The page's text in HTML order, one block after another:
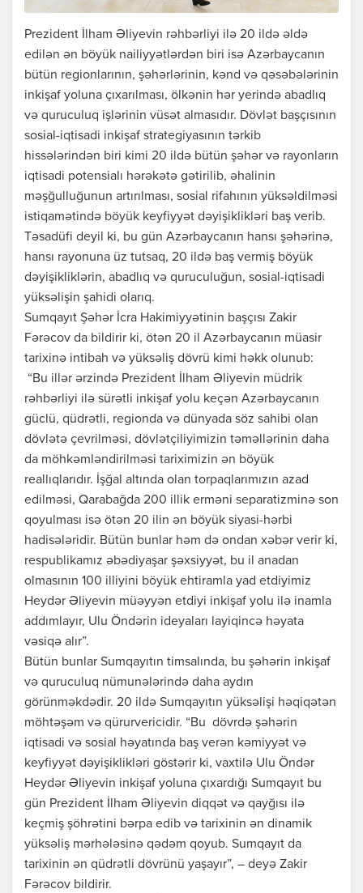
Prezident İlham Əliyevin rəhbərliyi ilə 20 ildə əldə
edilən ən böyük nailiyyətlərdən biri isə Azərbaycanın
bütün regionlarının, şəhərlərinin, kənd və qəsəbələrinin
inkişaf yoluna çıxarılması, ölkənin hər yerində abadlıq
və quruculuq işlərinin vüsət almasıdır. Dövlət başçısının
sosial-iqtisadi inkişaf strategiyasının tərkib
hissələrindən biri kimi 20 ildə bütün şəhər və rayonların
iqtisadi potensialı hərəkətə gətirilib, əhalinin
məşğulluğunun artırılması, sosial rifahının yüksəldilməsi
istiqamətində böyük keyfiyyət dəyişiklikləri baş verib.
Təsadüfi deyil ki, bu gün Azərbaycanın hansı şəhərinə,
hansı rayonuna üz tutsaq, 20 ildə baş vermiş böyük
dəyişikliklərin, abadlıq və quruculuğun, sosial-iqtisadi
yüksəlişin şahidi olarıq.
Sumqayıt Şəhər İcra Hakimiyyətinin başçısı Zakir
Fərəcov da bildirir ki, ötən 20 il Azərbaycanın müasir
tarixinə intibah və yüksəliş dövrü kimi həkk olunub:
“Bu illər ərzində Prezident İlham Əliyevin müdrik
rəhbərliyi ilə sürətli inkişaf yolu keçən Azərbaycanın
güclü, qüdrətli, regionda və dünyada söz sahibi olan
dövlətə çevrilməsi, dövlətçiliyimizin təməllərinin daha
da möhkəmləndirilməsi tariximizin ən böyük
reallıqlarıdır. İşğal altında olan torpaqlarımızın azad
edilməsi, Qarabağda 200 illik erməni separatizminə son
qoyulması isə ötən 20 ilin ən böyük siyasi-hərbi
hadisələridir. Bütün bunlar həm də ondan xəbər verir ki,
respublikamız əbədiyaşar şəxsiyyət, bu il anadan
olmasının 100 illiyini böyük ehtiramla yad etdiyimiz
Heydər Əliyevin müəyyən etdiyi inkişaf yolu ilə inamla
addımlayır, Ulu Öndərin ideyaları layiqincə həyata
vəsiqə alır”.
Bütün bunlar Sumqayıtın timsalında, bu şəhərin inkişaf
və quruculuq nümunələrində daha aydın
görünməkdədir. 20 ildə Sumqayıtın yüksəlişi həqiqətən
möhtəşəm və qürurvericidir. “Bu dövrdə şəhərin
iqtisadi və sosial həyatında baş verən kəmiyyət və
keyfiyyət dəyişiklikləri göstərir ki, vaxtilə Ulu Öndər
Heydər Əliyevin inkişaf yoluna çıxardığı Sumqayıt bu
gün Prezident İlham Əliyevin diqqət və qayğısı ilə
keçmiş şöhrətini bərpa edib və tarixinin ən dinamik
yüksəliş mərhələsinə qədəm qoyub. Sumqayıt da
tarixinin ən qüdrətli dövrünü yaşayır”, – deyə Zakir
Fərəcov bildirir.